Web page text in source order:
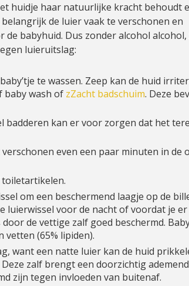
huidje haar natuurlijke kracht behoudt
de luier vaak te verschonen en
babyhuid. Dus zonder alcohol alcohol,
luieruitslag:
te wassen. Zeep kan de huid
baby wash of zZacht badschuim. Deze
badderen kan er voor zorgen dat het tere
even een paar minuten in de
om een beschermend laagje op de
luierwissel voor de nacht of voordat je
de vettige zalf goed beschermd.
vetten (65% lipiden).
want een natte luier kan de huid
Deze zalf brengt een doorzichtig
zijn tegen invloeden van buitenaf.